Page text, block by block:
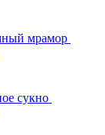
мрамор
сукно